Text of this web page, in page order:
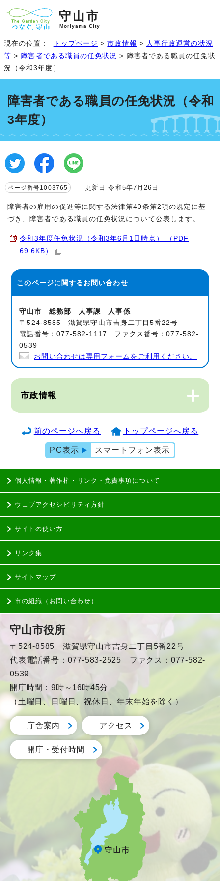
守山市
Moriyama City
現在の位置： トップページ >市政情報 > 人事行政運営の状況
等 > 障害者である職員の任免状況 > 障害者である職員の任免状
況（令和3年度）
障害者である職員の任免状況（令和
3年度）
ページ番号1003765 更新日 令和5年7月26日
障害者の雇用の促進等に関する法律第40条第2項の規定に基
づき、障害者である職員の任免状況について公表します。
令和3年度任免状況（令和3年6月1日時点） （PDF
69.6KB）
このページに関するお問い合わせ
守山市 総務部 人事課 人事係
〒524-8585 滋賀県守山市吉身二丁目5番22号
電話番号：077-582-1117 ファクス番号：077-582-
0539
お問い合わせは専用フォームをご利用ください。
市政情報
前のページへ戻る トップページへ戻る
PC表示 スマートフォン表示
個人情報・著作権・リンク・免責事項について
ウェブアクセシビリティ方針
サイトの使い方
リンク集
サイトマップ
市の組織（お問い合わせ）
守山市役所
〒524-8585 滋賀県守山市吉身二丁目5番22号
代表電話番号：077-583-2525 ファクス：077-582-
0539
開庁時間：9時～16時45分
（土曜日、日曜日、祝休日、年末年始を除く）
庁舎案内 アクセス
開庁・受付時間